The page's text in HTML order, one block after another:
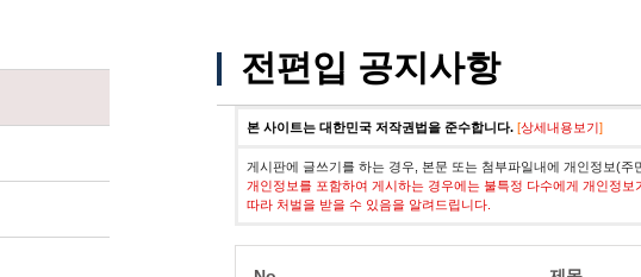
전편입 공지사항
본 사이트는 대한민국 저작권법을 준수합니다. [상세내용보기]
게시판에 글쓰기를 하는 경우, 본문 또는 첨부파일내에 개인정보(
개인정보를 포함하여 게시하는 경우에는 불특정 다수에게 개인정
따라 처벌을 받을 수 있음을 알려드립니다.